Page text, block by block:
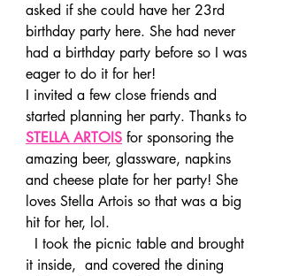
asked if she could have her 23rd
birthday party here. She had never
had a birthday party before so I was
eager to do it for her!
I invited a few close friends and
started planning her party. Thanks to
STELLA ARTOIS for sponsoring the
amazing beer, glassware, napkins
and cheese plate for her party! She
loves Stella Artois so that was a big
hit for her, lol.
it inside,  and covered the dining